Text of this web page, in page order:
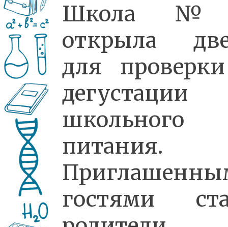
Школа
открыла
для
дегустации
школьного
питания.
гостями